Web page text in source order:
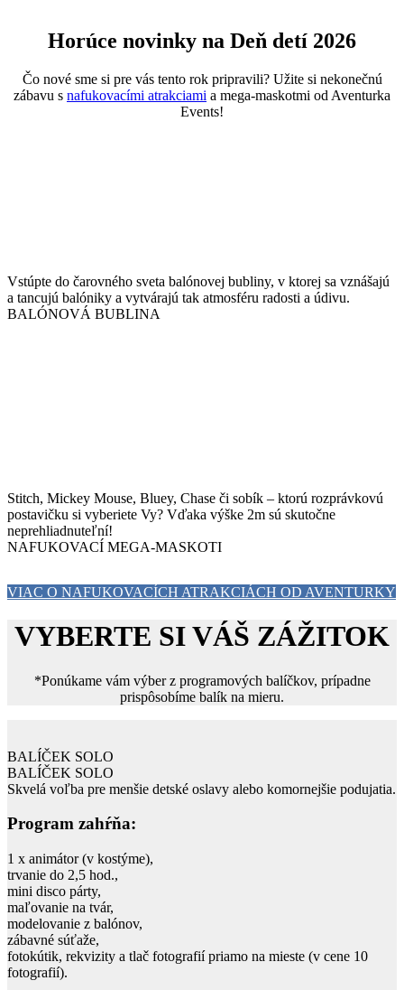
Horúce novinky na Deň detí 2026
Čo nové sme si pre vás tento rok pripravili? Užite si nekonečnú
zábavu s nafukovacími atrakciami a mega-maskotmi od Aventurka
Events!
Vstúpte do čarovného sveta balónovej bubliny, v ktorej sa vznášajú
a tancujú balóniky a vytvárajú tak atmosféru radosti a údivu.
BALÓNOVÁ BUBLINA
Stitch, Mickey Mouse, Bluey, Chase či sobík – ktorú rozprávkovú
postavičku si vyberiete Vy? Vďaka výške 2m sú skutočne
neprehliadnuteľní!
NAFUKOVACÍ MEGA-MASKOTI
VIAC O NAFUKOVACÍCH ATRAKCIÁCH OD AVENTURKY
VYBERTE SI VÁŠ ZÁŽITOK
*Ponúkame vám výber z programových balíčkov, prípadne
prispôsobíme balík na mieru.
BALÍČEK SOLO
BALÍČEK SOLO
Skvelá voľba pre menšie detské oslavy alebo komornejšie podujatia.
Program zahŕňa:
1 x animátor (v kostýme),
trvanie do 2,5 hod.,
mini disco párty,
maľovanie na tvár,
modelovanie z balónov,
zábavné súťaže,
fotokútik, rekvizity a tlač fotografií priamo na mieste (v cene 10
fotografií).